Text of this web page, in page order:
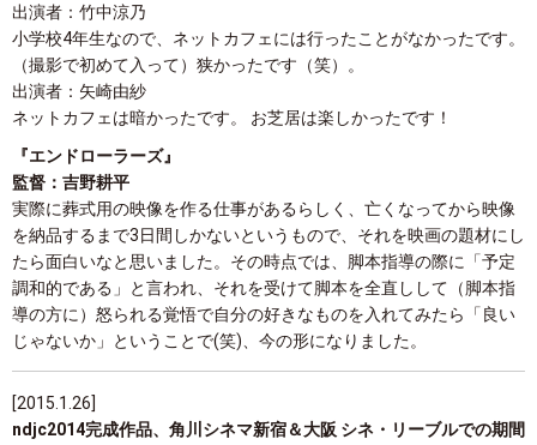
出演者：竹中涼乃
小学校4年生なので、ネットカフェには行ったことがなかったです。
（撮影で初めて入って）狭かったです（笑）。
出演者：矢崎由紗
ネットカフェは暗かったです。 お芝居は楽しかったです！
『エンドローラーズ』
監督：吉野耕平
実際に葬式用の映像を作る仕事があるらしく、亡くなってから映像
を納品するまで3日間しかないというもので、それを映画の題材にし
たら面白いなと思いました。その時点では、脚本指導の際に「予定
調和的である」と言われ、それを受けて脚本を全直しして（脚本指
導の方に）怒られる覚悟で自分の好きなものを入れてみたら「良い
じゃないか」ということで(笑)、今の形になりました。
[2015.1.26]
ndjc2014完成作品、角川シネマ新宿＆大阪 シネ・リーブルでの期間